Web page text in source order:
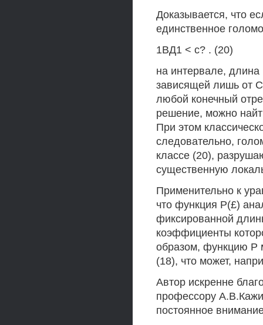
Доказывается, что
единственное
1ВД1 < с? . (20)
на интервале,
зависящей лишь от
любой конечный
решение, можно
При этом
следовательно,
классе (20),
существенную
Применительно к
что функция Р(£)
фиксированной
коэффициенты
образом, функцию Р
(18), что может,
Автор искренне
профессору
постоянное